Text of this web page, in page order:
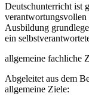
Deutschunterricht ist
Ausbildung
ein
allgemeine fachliche
Abgeleitet aus dem
allgemeine Ziele: